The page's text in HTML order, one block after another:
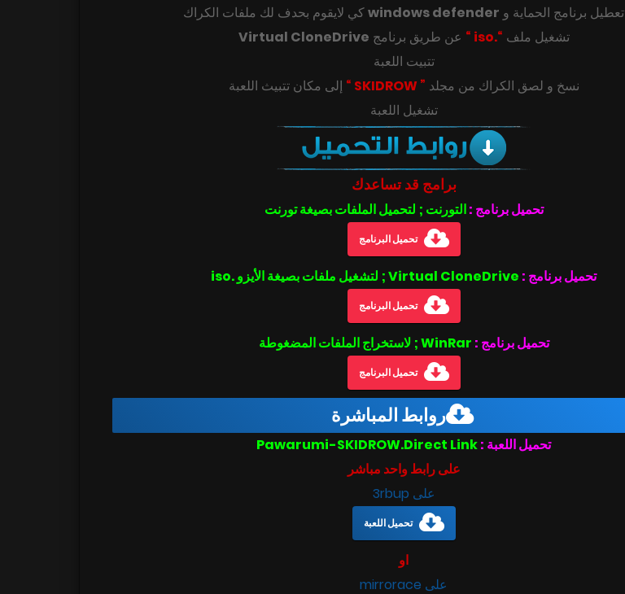
تعطيل برنامج الحماية و windows defenderكي لايقوم بحدف لك ملفات الكراك
تشغيل ملف “.iso “ عن طريق برنامج Virtual CloneDrive
تتبيت اللعبة
‎‫نسخ و لصق الكراك من مجلد ” SKIDROW “
تشغيل اللعبة
برامج قد تساعدك
تحميل برنامج :التورنت ; لتحميل الملفات بصيغة تورنت
تحميل البرنامج
تحميل برنامج : Virtual CloneDrive ; لتشغيل ملفات بصيغة الأيزو .iso
تحميل البرنامج
تحميل برنامج : WinRar ; لاستخراج الملفات المضغوطة
تحميل البرنامج
روابط المباشرة
تحميل اللعبة :
على رابط واحد مباشر
على 3rbup
تحميل اللعبة
او
على mirrorace